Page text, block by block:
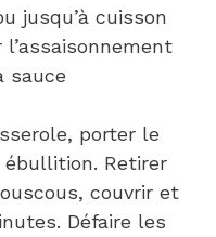
jusqu’à cuisson
sauce
porter le
Retirer
couvrir et
Défaire les